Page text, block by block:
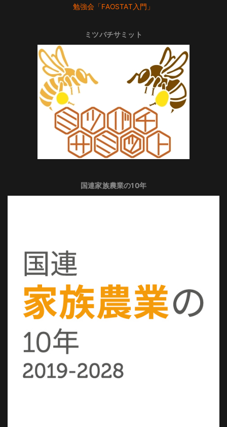
勉強会「FAOSTAT入門」
ミツバチサミット
国連家族農業の10年